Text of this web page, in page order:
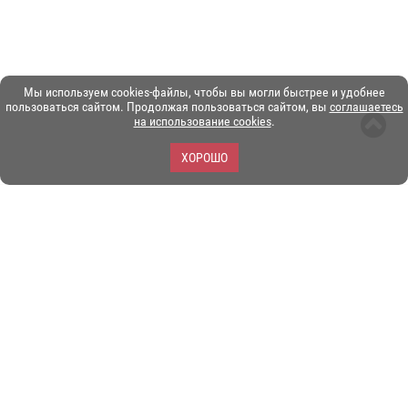
Мы используем cookies-файлы, чтобы вы могли быстрее и удобнее
пользоваться сайтом. Продолжая пользоваться сайтом, вы соглашаетесь
на использование cookies.
ХОРОШО